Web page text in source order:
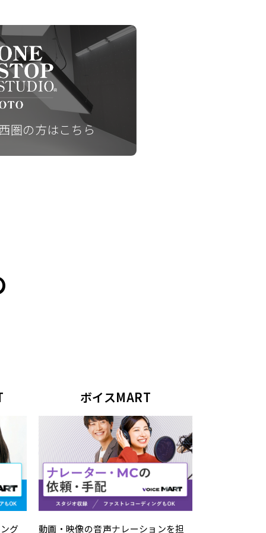
圏の方はこちら
グ
ボイスMART
動画・映像の音声ナレーションを担